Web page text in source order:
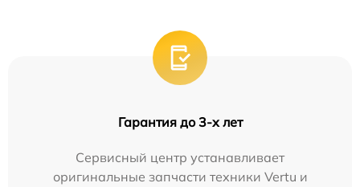
Гарантия до 3-х лет
Сервисный центр устанавливает
оригинальные запчасти техники Vertu и